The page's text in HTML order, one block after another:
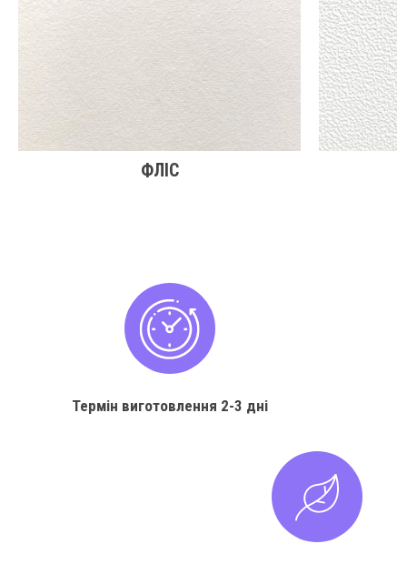
ФЛІС
Термін виготовлення 2-3 дні